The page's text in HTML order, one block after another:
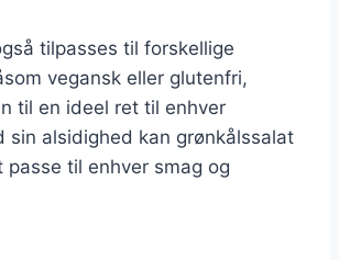
tilpasses til forskellige
vegansk eller glutenfri,
til en ideel ret til enhver
sin alsidighed kan grønkålssalat
passe til enhver smag og